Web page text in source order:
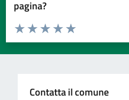
pagina?
Valuta da 1 a 5 stelle la pagina
Valuta 5 stelle su 5
Valuta 4 stelle su 5
Valuta 3 stelle su 5
Valuta 2 stelle su 5
Valuta 1 stelle su 5
Contatta il comune